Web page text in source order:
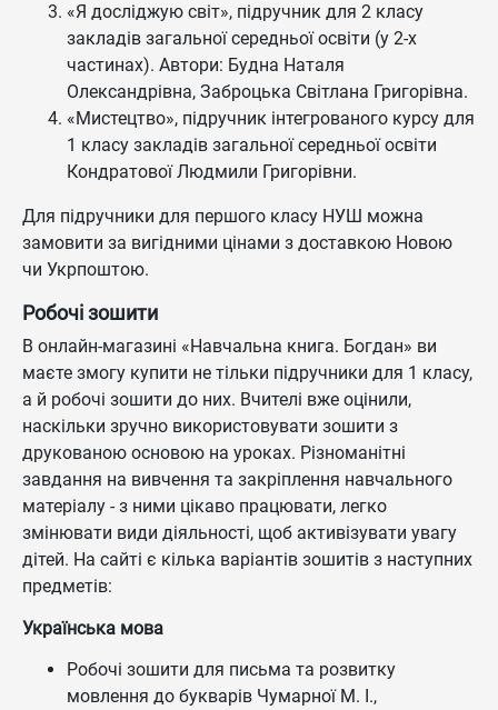
«Я досліджую світ», підручник для 2 класу
закладів загальної середньої освіти (у 2-х
частинах). Автори: Будна Наталя
Олександрівна, Заброцька Світлана Григорівна.
«Мистецтво», підручник інтегрованого курсу для
1 класу закладів загальної середньої освіти
Кондратової Людмили Григорівни.
Для підручники для першого класу НУШ можна
замовити за вигідними цінами з доставкою Новою
чи Укрпоштою.
Робочі зошити
В онлайн-магазині «Навчальна книга. Богдан» ви
маєте змогу купити не тільки підручники для 1 класу,
а й робочі зошити до них. Вчителі вже оцінили,
наскільки зручно використовувати зошити з
друкованою основою на уроках. Різноманітні
завдання на вивчення та закріплення навчального
матеріалу - з ними цікаво працювати, легко
змінювати види діяльності, щоб активізувати увагу
дітей. На сайті є кілька варіантів зошитів з наступних
предметів:
Українська мова
Робочі зошити для письма та розвитку
мовлення до букварів Чумарної М. І.,